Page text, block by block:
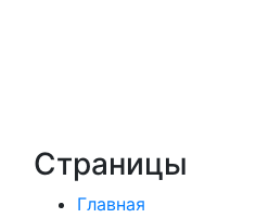
Страницы
Главная